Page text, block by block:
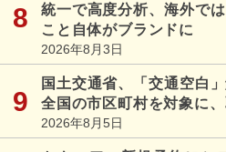
統一で高度分析、海外で
こと自体がブランドに
2026年8月3日
国土交通省、「交通空白
全国の市区町村を対象に
2026年8月5日